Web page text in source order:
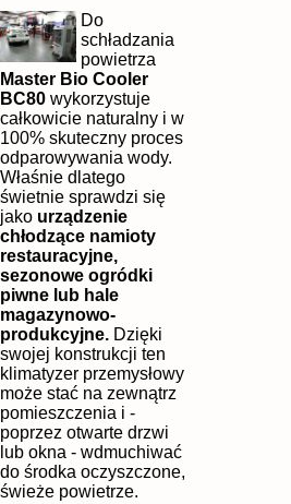
Do
schładzania
powietrza
Master Bio Cooler
BC80 wykorzystuje
całkowicie naturalny i w
100% skuteczny proces
odparowywania wody.
Właśnie dlatego
świetnie sprawdzi się
jako urządzenie
chłodzące namioty
restauracyjne,
sezonowe ogródki
piwne lub hale
magazynowo-
produkcyjne. Dzięki
swojej konstrukcji ten
klimatyzer przemysłowy
może stać na zewnątrz
pomieszczenia i -
poprzez otwarte drzwi
lub okna - wdmuchiwać
do środka oczyszczone,
świeże powietrze.